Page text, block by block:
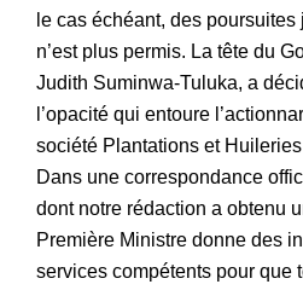
le cas échéant, des
n’est plus permis. La tête du
Judith Suminwa-Tuluka, a
l’opacité qui entoure
société Plantations et
Dans une correspondance
dont notre rédaction a obtenu
Première Ministre donne des
services compétents pour que